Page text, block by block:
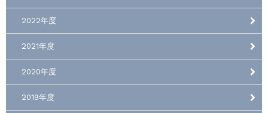
2022年度
2021年度
2020年度
2019年度